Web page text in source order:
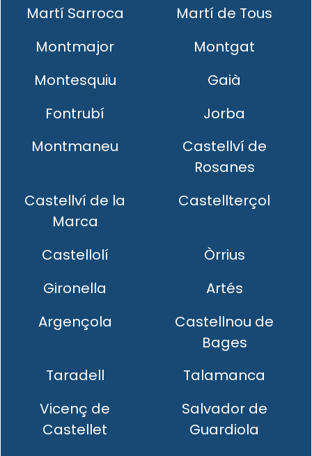
Martí Sarroca
Martí de Tous
Montmajor
Montgat
Montesquiu
Gaià
Fontrubí
Jorba
Montmaneu
Castellví de
Rosanes
Castellví de la
Marca
Castellterçol
Castellolí
Òrrius
Gironella
Artés
Argençola
Castellnou de
Bages
Taradell
Talamanca
Vicenç de
Castellet
Salvador de
Guardiola